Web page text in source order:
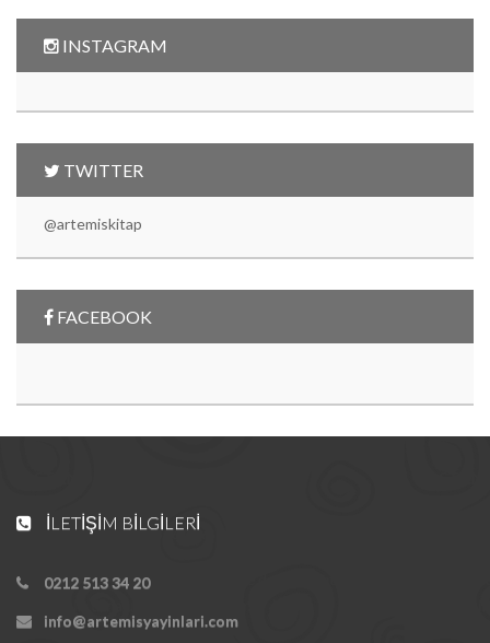
INSTAGRAM
TWITTER
@artemiskitap
FACEBOOK
İLETIŞIM BILGILERI
0212 513 34 20
info@artemisyayinlari.com